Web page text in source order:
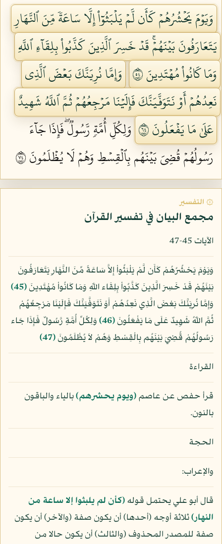
وَيَوۡمَ يَحۡشُرُهُمۡ كَأَن لَّمۡ يَلۡبَثُوٓاْ إِلَّا سَاعَةٗ مِّنَ ٱلنَّهَارِ
يَتَعَارَفُونَ بَيۡنَهُمۡۚ قَدۡ خَسِرَ ٱلَّذِينَ كَذَّبُواْ بِلِقَآءِ ٱللَّهِ
وَمَا كَانُواْ مُهۡتَدِينَ ٤٥
وَإِمَّا نُرِيَنَّكَ بَعۡضَ ٱلَّذِي
نَعِدُهُمۡ أَوۡ نَتَوَفَّيَنَّكَ فَإِلَيۡنَا مَرۡجِعُهُمۡ ثُمَّ ٱللَّهُ شَهِيدٌ
عَلَىٰ مَا يَفۡعَلُونَ ٤٦
وَلِكُلِّ أُمَّةٖ رَّسُولٞۖ فَإِذَا جَآءَ
رَسُولُهُمۡ قُضِيَ بَيۡنَهُم بِٱلۡقِسۡطِ وَهُمۡ لَا يُظۡلَمُونَ ٤٧
۞ التفسير
مجمع البيان في تفسير القرآن
الآيات 45-47
وَيَوْمَ يَحْشُرُهُمْ كَأَن لَّمْ يَلْبَثُواْ إِلاَّ سَاعَةً مِّنَ النَّهَارِ يَتَعَارَفُونَ
بَيْنَهُمْ قَدْ خَسِرَ الَّذِينَ كَذَّبُواْ بِلِقَاء اللّهِ وَمَا كَانُواْ مُهْتَدِينَ﴿45﴾
وَإِمَّا نُرِيَنَّكَ بَعْضَ الَّذِي نَعِدُهُمْ أَوْ نَتَوَفَّيَنَّكَ فَإِلَيْنَا مَرْجِعُهُمْ
ثُمَّ اللّهُ شَهِيدٌ عَلَى مَا يَفْعَلُونَ﴿46﴾
وَلِكُلِّ أُمَّةٍ رَّسُولٌ فَإِذَا جَاء
رَسُولُهُمْ قُضِيَ بَيْنَهُم بِالْقِسْطِ وَهُمْ لاَ يُظْلَمُونَ﴿47﴾
القراءة
قرأ حفص عن عاصم﴿ويوم يحشرهم﴾بالياء والباقون
بالنون.
الحجة
والإعراب:
قال أبو علي يحتمل قوله﴿كأن لم يلبثوا إلا ساعة من
النهار﴾ثلاثة أوجه (أحدها) أن يكون صفة (والآخر) أن يكون
صفة للمصدر المحذوف (والثالث) أن يكون حالا من